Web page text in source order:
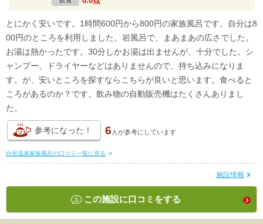
とにかく安いです。1時間600円から800円の家族風呂です。自分は8
00円のところを利用しました。岩風呂で、まあまあの広さでした。
お湯は熱かったです。30分しかお湯は出ませんが、十分でした。シ
ャンプー、ドライヤーなどはありませんので、持ち込みになりま
す。が、安いところを探すならこちらが良いと思います。食べると
ころがあるのか？です。飲み物の自動販売機はたくさんありまし
た。
参考になった！ 6 人が参考にしています
白岩温泉家族風呂の口コミ一覧に戻る >
施設情報
この施設に口コミをする